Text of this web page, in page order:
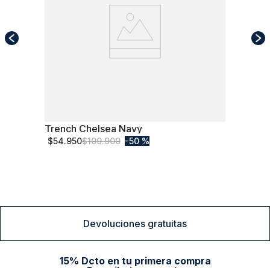
M
Trench Chelsea Navy
$54.950$109.900 50 %
Devoluciones gratuitas
15% Dcto en tu primera compra